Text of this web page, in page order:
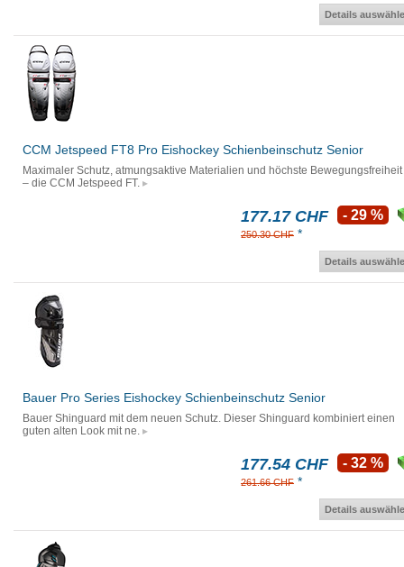
Details
CCM Jetspeed FT8 Pro Eishockey Schienbeinschutz Senior
Maximaler Schutz, atmungsaktive Materialien und höchste Bewegungsfreiheit
– die CCM Jetspeed FT.
177.17 CHF
250.30 CHF *
- 29 %
Details
Bauer Pro Series Eishockey Schienbeinschutz Senior
Bauer Shinguard mit dem neuen Schutz. Dieser Shinguard kombiniert einen
guten alten Look mit ne.
177.54 CHF
261.66 CHF *
- 32 %
Details